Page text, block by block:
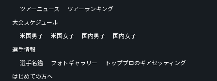
ツアーニュース
ツアーランキング
大会スケジュール
米国男子
米国女子 国内男子
国内女子
選手情報
選手名鑑
フォトギャラリー
トッププロのギアセッティング
はじめての方へ